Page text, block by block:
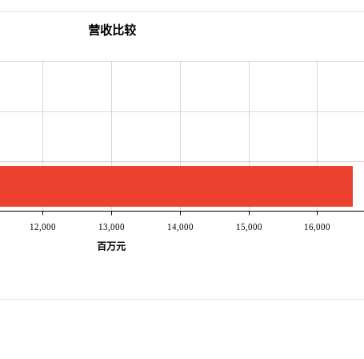
12,000 13,000 14,000 15,000 16,000
百万元
营收比较